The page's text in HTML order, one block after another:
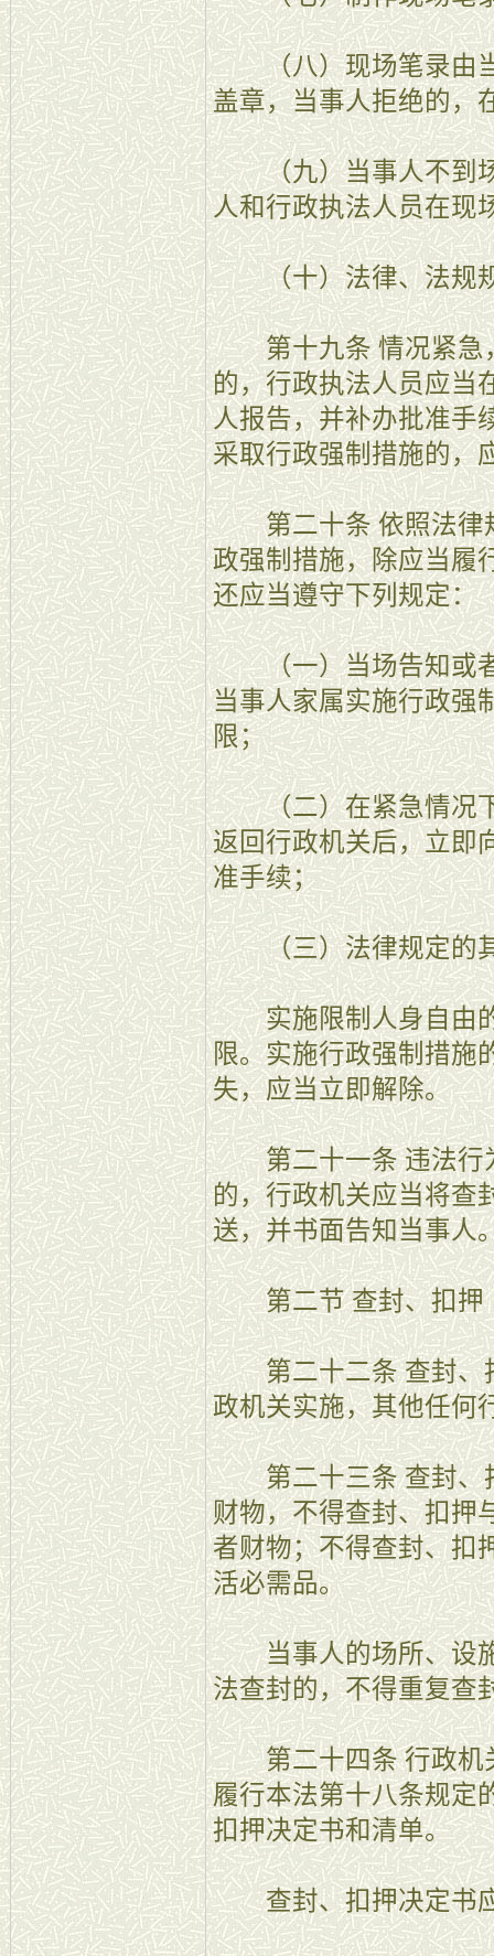
（八）现场笔录由当
盖章，当事人拒绝的，
（九）当事人不到场
人和行政执法人员在现
（十）法律、法规规
第十九条 情况紧急，
的，行政执法人员应当
人报告，并补办批准手
采取行政强制措施的，
第二十条 依照法律规
政强制措施，除应当履
还应当遵守下列规定：
（一）当场告知或者
当事人家属实施行政强
限；
（二）在紧急情况下
返回行政机关后，立即
准手续；
（三）法律规定的
实施限制人身自由的
限。实施行政强制措施
失，应当立即解除。
第二十一条 违法行为
的，行政机关应当将查
送，并书面告知当事人
第二节 查封、扣押
第二十二条 查封、扣
政机关实施，其他任何
第二十三条 查封、扣
财物，不得查封、扣押
者财物；不得查封、扣
活必需品。
当事人的场所、设施
法查封的，不得重复查
第二十四条 行政机关
履行本法第十八条规定
扣押决定书和清单。
查封、扣押决定书应